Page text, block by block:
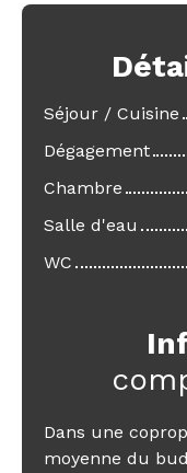
Séjour / Cuisine
Dégagement
Chambre
Salle d'eau
WC
Dans une
moyenne du